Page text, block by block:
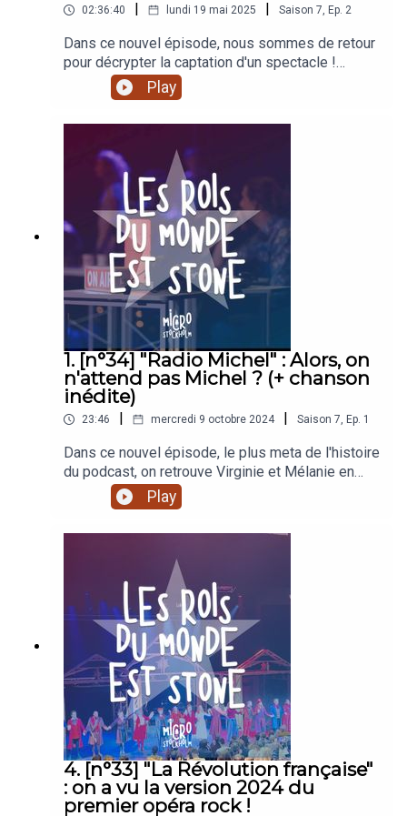
02:36:40 lundi 19 mai 2025 Saison 7, Ep. 2
Dans ce nouvel épisode, nous sommes de retour
pour décrypter la captation d'un spectacle !
Amélie, Virginie et Julien sont autour de la table
pour débfiefer "Molière, le spectacle musical"
après sa diffusion télévisée sur W9. ATTENTION
actuellement en tournée dans toute la France. On
ne peut que vous inviter à aller voir le spectacle
sur scène avant d'écouter notre débrief qui spoile
tout !
Play
1. [n°34] "Radio Michel" : Alors, on
n'attend pas Michel ? (+ chanson
inédite)
23:46 mercredi 9 octobre 2024 Saison 7, Ep. 1
Dans ce nouvel épisode, le plus meta de l'histoire
du podcast, on retrouve Virginie et Mélanie en
direct de la MPAA Saint-Germain, à Paris, où elles
donnent à chaud leur avis sur le spectacle de l'un
des autres membres de l'équipe du spectacle,
un juke-box musical basé sur des chansons qui
ont toutes été interprétées par des Michel ou qui
parlent de Michel. Pour suivre les aventures de
Radio Michel et peut-être découvrir le spectacle
à l'occasion de prochaines dates, abonnez-vous
au compte instagram du spectacle !
Play
4. [n°33] "La Révolution française"
: on a vu la version 2024 du
premier opéra rock !